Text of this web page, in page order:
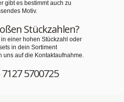
gibt es bestimmt auch zu
Motiv.
Stückzahlen?
einer hohen Stückzahl oder
in dein Sortiment
uns auf die Kontaktaufnahme.
5700725